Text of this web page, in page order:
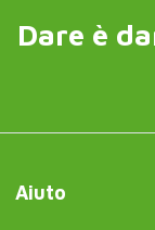
Dare è
Aiuto